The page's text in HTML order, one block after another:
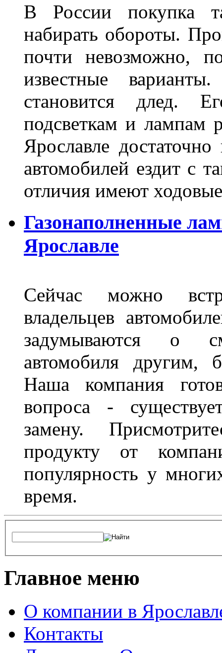
В России покупка
набирать обороты.
почти невозможно,
известные
становится длед.
подсветкам и лампам
Ярославле
автомобилей ездит с
отличия имеют
Газонаполненные
Ярославле
Сейчас можно
владельцев
задумываются о
автомобиля другим,
Наша компания
вопроса -
замену.
продукту от
популярность у
время.
Главное меню
О компании в
Контакты